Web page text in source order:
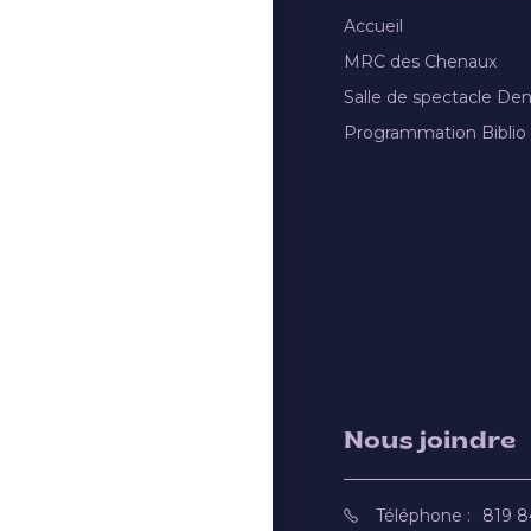
Accueil
MRC des Chenaux
Salle de spectacle
Programmation Biblio
Nous joindre
Téléphone : 819